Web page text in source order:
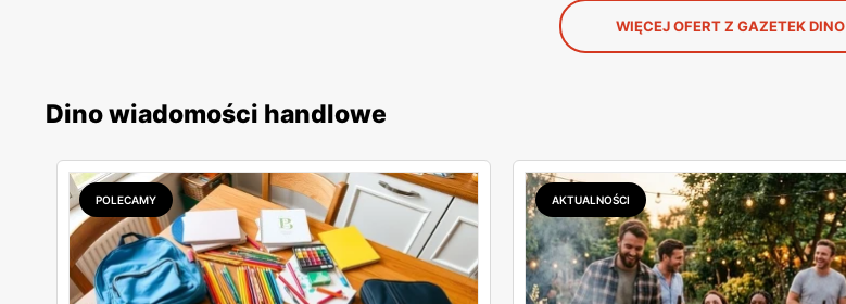
WIĘCEJ OFERT Z GAZETEK DINO
Dino wiadomości handlowe
POLECAMY AKTUALNOŚCI